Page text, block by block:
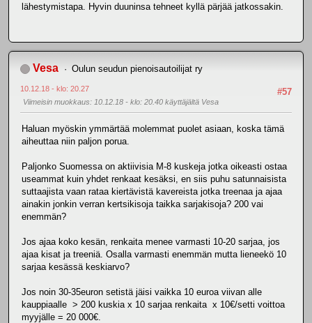
lähestymistapa. Hyvin duuninsa tehneet kyllä pärjää jatkossakin.
Vesa Oulun seudun pienoisautoilijat ry
#57
10.12.18 - klo: 20.27
Viimeisin muokkaus: 10.12.18 - klo: 20.40 käyttäjältä Vesa
Haluan myöskin ymmärtää molemmat puolet asiaan, koska tämä
aiheuttaa niin paljon porua.
Paljonko Suomessa on aktiivisia M-8 kuskeja jotka oikeasti ostaa
useammat kuin yhdet renkaat kesäksi, en siis puhu satunnaisista
suttaajista vaan rataa kiertävistä kavereista jotka treenaa ja ajaa
ainakin jonkin verran kertsikisoja taikka sarjakisoja? 200 vai
enemmän?
Jos ajaa koko kesän, renkaita menee varmasti 10-20 sarjaa, jos
ajaa kisat ja treeniä. Osalla varmasti enemmän mutta lieneekö 10
sarjaa kesässä keskiarvo?
Jos noin 30-35euron setistä jäisi vaikka 10 euroa viivan alle
kauppiaalle > 200 kuskia x 10 sarjaa renkaita x 10€/setti voittoa
myyjälle = 20 000€.